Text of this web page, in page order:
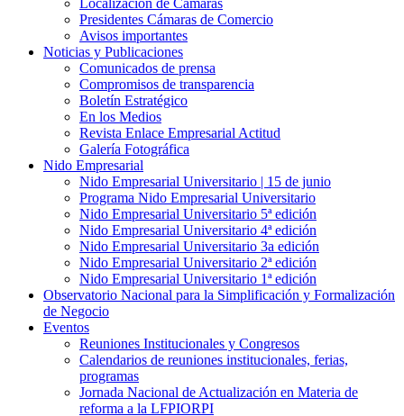
Localización de Cámaras
Presidentes Cámaras de Comercio
Avisos importantes
Noticias y Publicaciones
Comunicados de prensa
Compromisos de transparencia
Boletín Estratégico
En los Medios
Revista Enlace Empresarial Actitud
Galería Fotográfica
Nido Empresarial
Nido Empresarial Universitario | 15 de junio
Programa Nido Empresarial Universitario
Nido Empresarial Universitario 5ª edición
Nido Empresarial Universitario 4ª edición
Nido Empresarial Universitario 3a edición
Nido Empresarial Universitario 2ª edición
Nido Empresarial Universitario 1ª edición
Observatorio Nacional para la Simplificación y Formalización
de Negocio
Eventos
Reuniones Institucionales y Congresos
Calendarios de reuniones institucionales, ferias,
programas
Jornada Nacional de Actualización en Materia de
reforma a la LFPIORPI